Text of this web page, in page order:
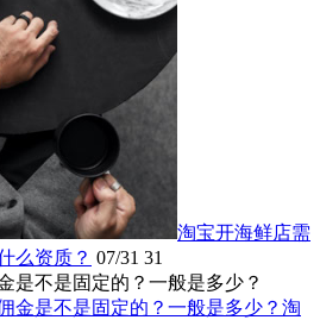
淘宝开海鲜店需
么资质？ 07/31 31
是不是固定的？一般是多少？
淘